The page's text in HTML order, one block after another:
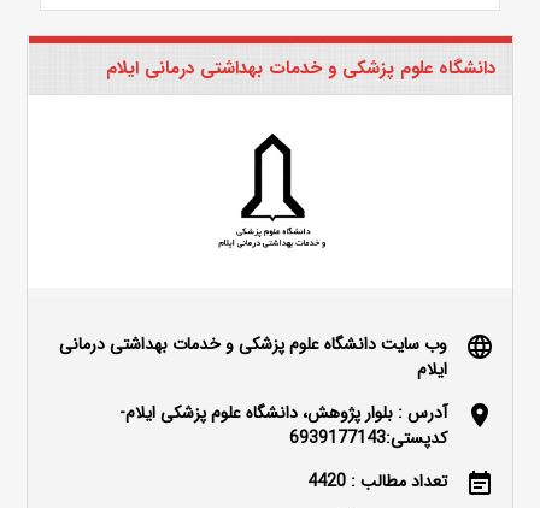
دانشگاه علوم پزشکی و خدمات بهداشتی درمانی ایلام
language
وب سایت دانشگاه علوم پزشکی و خدمات بهداشتی درمانی
ایلام
location_on
آدرس : بلوار پژوهش، دانشگاه علوم پزشکی ایلام-
کدپستی:6939177143
event_note تعداد مطالب : 4420